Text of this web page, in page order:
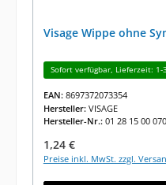
Visage Wippe ohne
Sofort verfügbar, Lieferzeit: 1-
EAN: 8697372073354
Hersteller: VISAGE
Hersteller-Nr.: 01 28 15 00
Regulärer Preis:
1,24 €
Preise inkl. MwSt. zzgl.